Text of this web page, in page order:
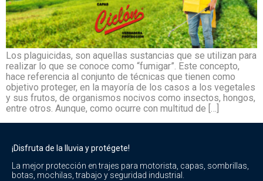
Los plaguicidas, son aquellas sustancias que se utilizan para
realizar lo que se conoce como “fumigar”. Este concepto,
hace referencia al conjunto de técnicas que tienen como
objetivo proteger, en la mayoría de los casos a los vegetales
y sus frutos, de organismos nocivos como insectos, hongos,
entre otros. Aunque, como ocurre con multitud de […]
¡Disfruta de la lluvia y protégete!
La mejor protección en trajes para motorista, capas, sombrillas,
botas, mochilas, trabajo y seguridad industrial.